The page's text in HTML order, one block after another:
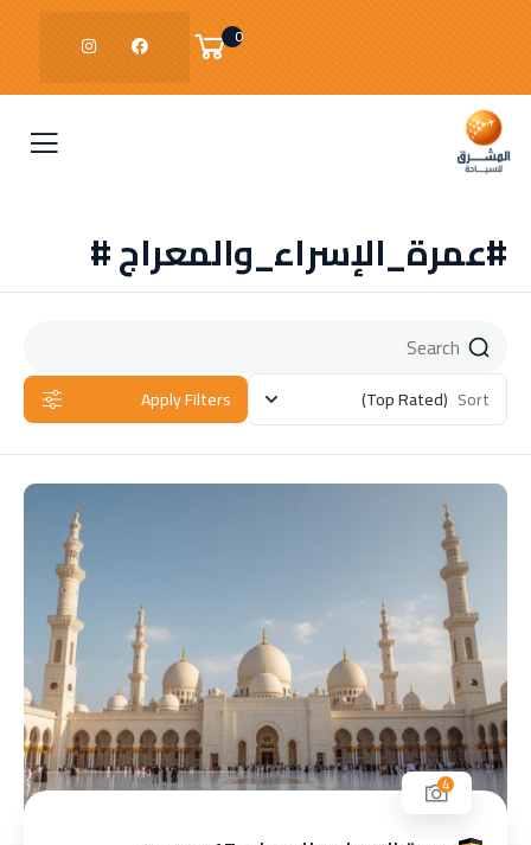
0
#عمرة_الإسراء_والمعراج #
Sort
(Top Rated)
Apply Filters
4